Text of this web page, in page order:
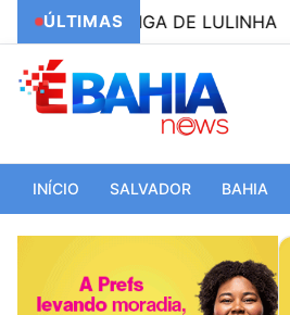
ÚLTIMAS
AMIGA DE LULINHA 13:00
INÍCIO SALVADOR BAHIA